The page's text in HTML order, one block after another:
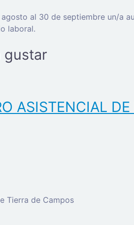
al 30 de septiembre un/a
laboral.
gustar
ASISTENCIAL
Tierra de Campos